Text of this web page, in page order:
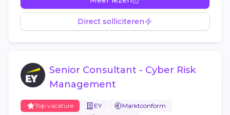
Direct solliciteren
Senior Consultant - Cyber Risk
Management
Top vacature EY
Marktconform